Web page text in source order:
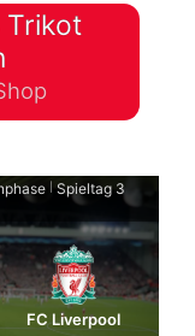
Trikot
Spieltag 3
FC Liverpool